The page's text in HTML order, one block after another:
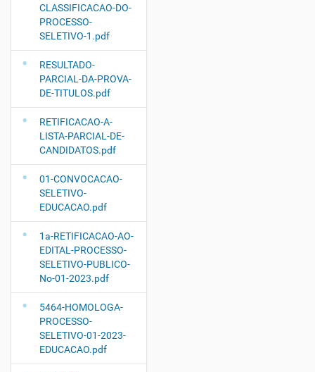
CLASSIFICACAO-DO-
PROCESSO-
SELETIVO-1.pdf
RESULTADO-
PARCIAL-DA-PROVA-
DE-TITULOS.pdf
RETIFICACAO-A-
LISTA-PARCIAL-DE-
CANDIDATOS.pdf
01-CONVOCACAO-
SELETIVO-
EDUCACAO.pdf
1a-RETIFICACAO-AO-
EDITAL-PROCESSO-
SELETIVO-PUBLICO-
No-01-2023.pdf
5464-HOMOLOGA-
PROCESSO-
SELETIVO-01-2023-
EDUCACAO.pdf